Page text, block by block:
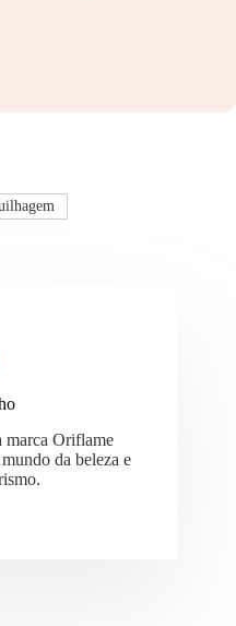
marca Oriflame
da beleza e